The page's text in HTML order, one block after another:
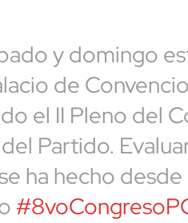
y domingo
de
el II Pleno del
Partido.
ha hecho desde